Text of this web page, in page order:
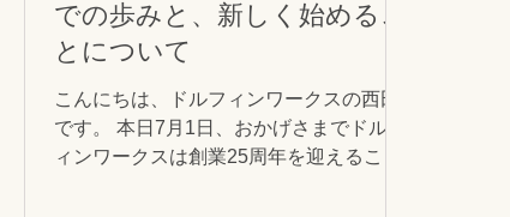
での歩みと、新しく始めるこ
とについて
こんにちは、ドルフィンワークスの西田
です。 本日7月1日、おかげさまでドルフ
ィンワークスは創業25周年を迎えること